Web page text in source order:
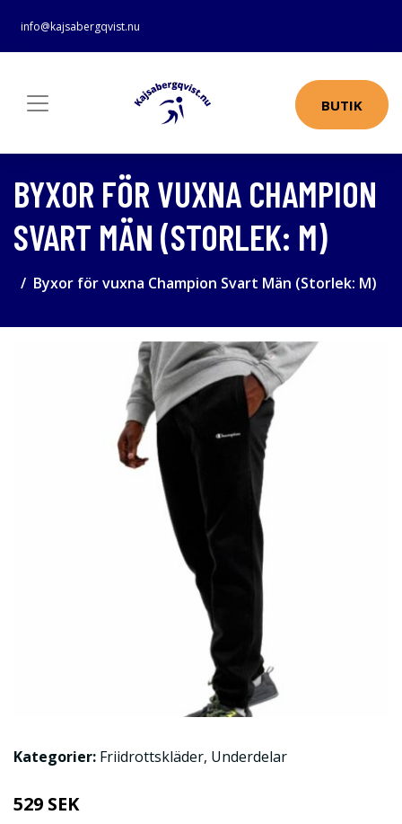
info@kajsabergqvist.nu
BUTIK
BYXOR FÖR VUXNA CHAMPION
SVART MÄN (STORLEK: M)
Byxor för vuxna Champion Svart Män (Storlek: M)
Kategorier: Friidrottskläder, Underdelar
529 SEK